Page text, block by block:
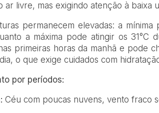
ar livre, mas exigindo atenção à baixa
permanecem elevadas: a
a máxima pode atingir os 31°C
primeiras horas da manhã e pode
o que exige cuidados com
por períodos:
Céu com poucas nuvens, vento fraco